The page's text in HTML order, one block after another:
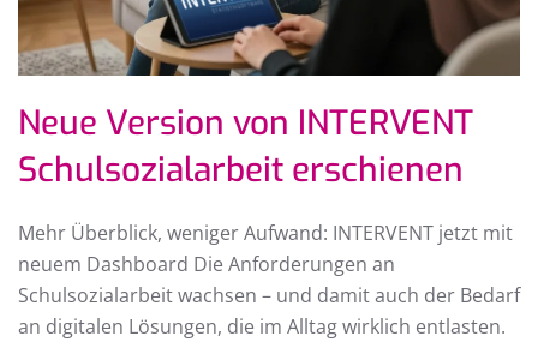
Neue Version von INTERVENT
Schulsozialarbeit erschienen
Mehr Überblick, weniger Aufwand: INTERVENT jetzt mit
neuem Dashboard Die Anforderungen an
Schulsozialarbeit wachsen – und damit auch der Bedarf
an digitalen Lösungen, die im Alltag wirklich entlasten.